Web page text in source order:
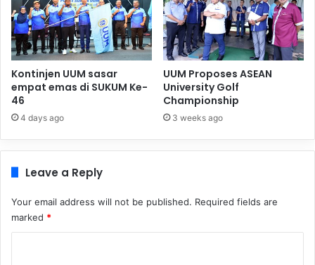
Kontinjen UUM sasar
empat emas di SUKUM Ke-
46
4 days ago
UUM Proposes ASEAN
University Golf
Championship
3 weeks ago
Leave a Reply
Your email address will not be published. Required fields are
marked *